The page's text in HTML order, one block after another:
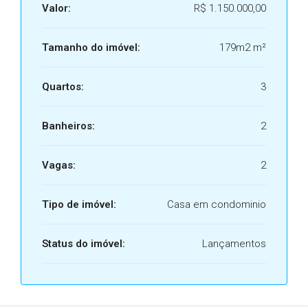
Valor: R$ 1.150.000,00
Tamanho do imóvel: 179m2 m²
Quartos: 3
Banheiros: 2
Vagas: 2
Tipo de imóvel: Casa em condominio
Status do imóvel: Lançamentos